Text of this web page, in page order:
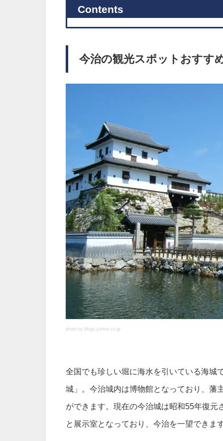
Contents
今治の観光スポットおすす
photo by blogs.yahoo.co.jp
全国でも珍しい堀に海水を引いている海城
城」。今治城内は博物館となっており、藩
ができます。現在の今治城は昭和55年復
と展示室となっており、今治を一望できま